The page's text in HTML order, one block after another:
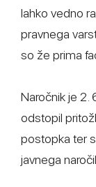
lahko vedno
pravnega
so že prima
Naročnik je 2.
odstopil
postopka ter
javnega